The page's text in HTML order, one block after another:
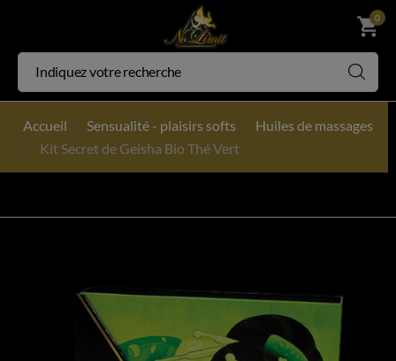
shopping_cart
0
Accueil Sensualité - plaisirs softs
Huiles de massages
Kit Secret de Geisha Bio Thé Vert